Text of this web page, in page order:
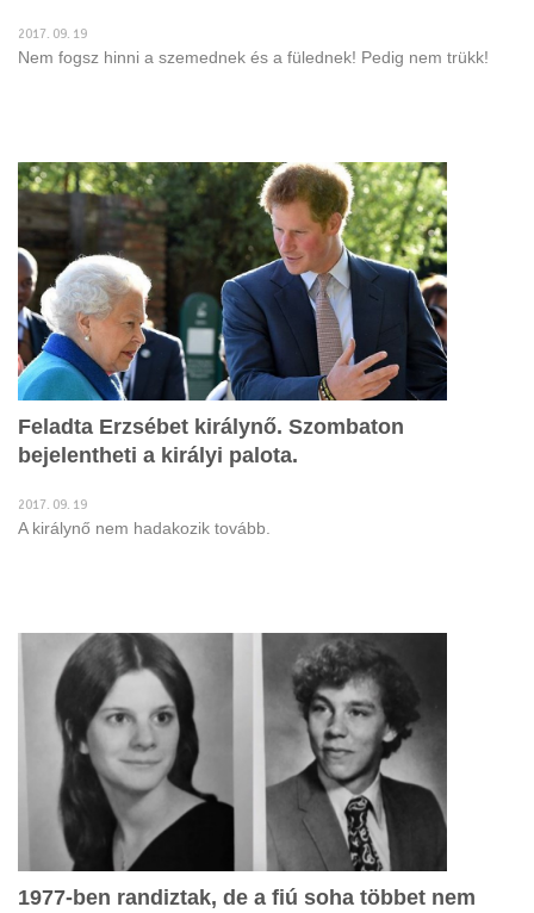
2017. 09. 19
Nem fogsz hinni a szemednek és a fülednek! Pedig nem trükk!
Feladta Erzsébet királynő. Szombaton
bejelentheti a királyi palota.
2017. 09. 19
A királynő nem hadakozik tovább.
1977-ben randiztak, de a fiú soha többet nem